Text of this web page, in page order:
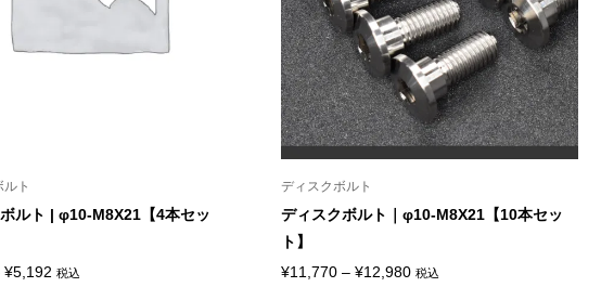
ト
ルト | φ10-M8X21【4本セッ
¥5,192価税込
ディスクボルト
ディスクボルト｜φ10-M8X21【10本セッ
ト】
¥11,770 – ¥12,980価税込